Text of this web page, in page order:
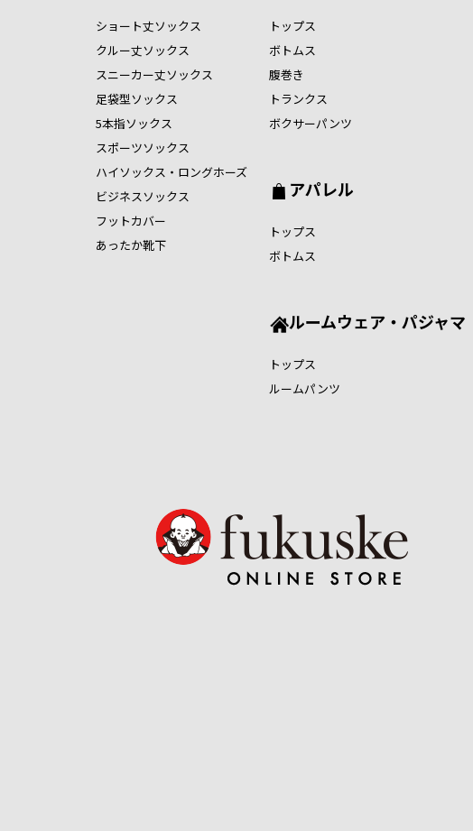
ショート丈ソックス
クルー丈ソックス
スニーカー丈ソックス
足袋型ソックス
5本指ソックス
スポーツソックス
ハイソックス・ロングホーズ
ビジネスソックス
フットカバー
あったか靴下
トップス
ボトムス
腹巻き
トランクス
ボクサーパンツ
アパレル
トップス
ボトムス
ルームウェア・パジャマ
トップス
ルームパンツ